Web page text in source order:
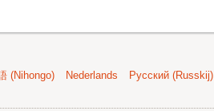
(Nihongo) Nederlands Русский (Russkij)